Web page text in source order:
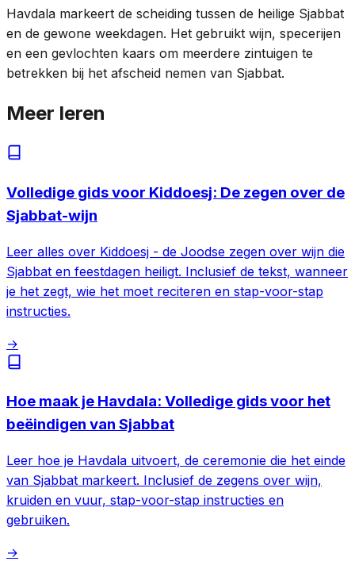
Havdala markeert de scheiding tussen de heilige Sjabbat
en de gewone weekdagen. Het gebruikt wijn, specerijen
en een gevlochten kaars om meerdere zintuigen te
betrekken bij het afscheid nemen van Sjabbat.
Meer leren
Volledige gids voor Kiddoesj: De zegen over de
Sjabbat-wijn
Leer alles over Kiddoesj - de Joodse zegen over wijn die
Sjabbat en feestdagen heiligt. Inclusief de tekst, wanneer
je het zegt, wie het moet reciteren en stap-voor-stap
instructies.
→
Hoe maak je Havdala: Volledige gids voor het
beëindigen van Sjabbat
Leer hoe je Havdala uitvoert, de ceremonie die het einde
van Sjabbat markeert. Inclusief de zegens over wijn,
kruiden en vuur, stap-voor-stap instructies en
gebruiken.
→